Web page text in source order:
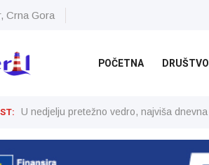
Crna Gora
POČETNA DRUŠTVO
U nedjelju pretežno vedro, najviša